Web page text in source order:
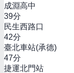
成淵高中
39分
民生西路口
42分
臺北車站(承德)
47分
捷運北門站